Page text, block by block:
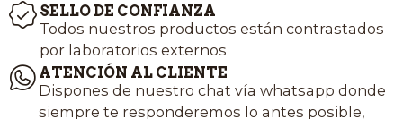
SELLO DE CONFIANZA
Todos nuestros productos están contrastados
por laboratorios externos
ATENCIÓN AL CLIENTE
Dispones de nuestro chat vía whatsapp donde
siempre te responderemos lo antes posible,